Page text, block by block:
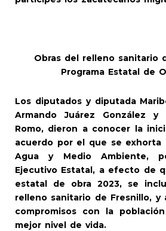
Obras del relleno sanitario
Programa Estatal de
Los diputados y diputada
Armando Juárez González y
Romo, dieron a conocer la
acuerdo por el que se exhorta
Agua y Medio Ambiente,
Ejecutivo Estatal, a efecto de
estatal de obra 2023, se
relleno sanitario de Fresnillo, y
compromisos con la
mejor nivel de vida.